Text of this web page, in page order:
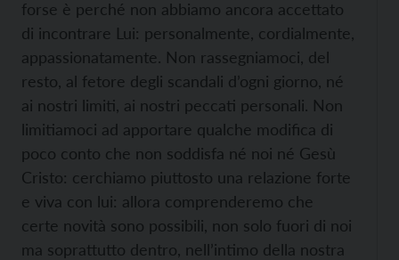
forse è perché non abbiamo ancora accettato
di incontrare Lui: personalmente, cordialmente,
appassionatamente. Non rassegniamoci, del
resto, al fetore degli scandali d’ogni giorno, né
ai nostri limiti, ai nostri peccati personali. Non
limitiamoci ad apportare qualche modifica di
poco conto che non soddisfa né noi né Gesù
Cristo: cerchiamo piuttosto una relazione forte
e viva con lui: allora comprenderemo che
certe novità sono possibili, non solo fuori di noi
ma soprattutto dentro, nell’intimo della nostra